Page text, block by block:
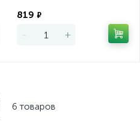
819 ₽
- +
6 товаров